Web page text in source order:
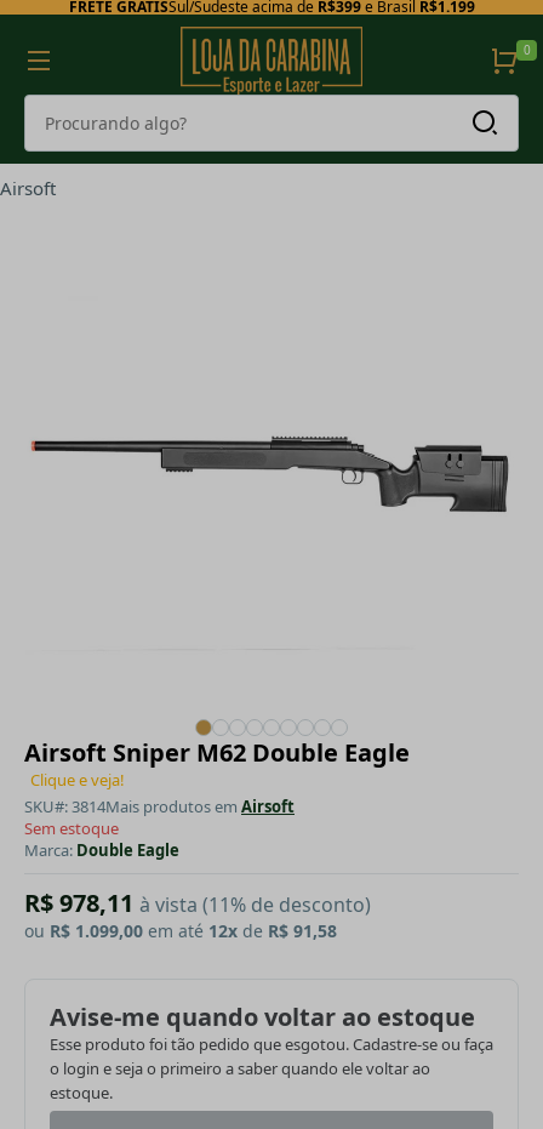
FRETE GRÁTISSul/Sudeste acima de R$399e Brasil R$1.199
0
Airsoft
Airsoft Sniper M62 Double Eagle
Clique e veja!
SKU#: 3814Mais produtos em Airsoft
Sem estoque
Marca: Double Eagle
R$ 978,11 à vista (11% de desconto)
ou R$ 1.099,00 em até 12x de R$ 91,58
Avise-me quando voltar ao estoque
Esse produto foi tão pedido que esgotou. Cadastre-se ou faça
o login e seja o primeiro a saber quando ele voltar ao
estoque.